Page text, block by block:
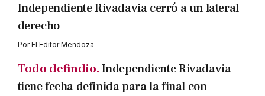
Independiente Rivadavia cerró a un lateral
derecho
PorEl Editor Mendoza
Todo defindio.Independiente Rivadavia
tiene fecha definida para la final con